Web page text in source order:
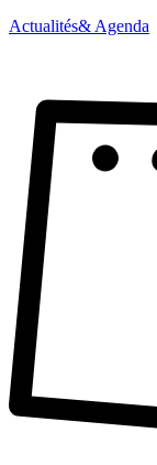
Actualités& Agenda